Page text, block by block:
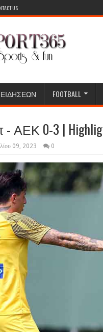
US
FOOTBALL
- ΑΕΚ 0-3 |
09, 2023 0